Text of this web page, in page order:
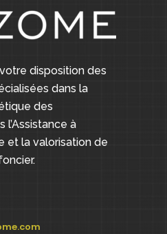
disposition des
dans la
des
l’Assistance à
et la valorisation de